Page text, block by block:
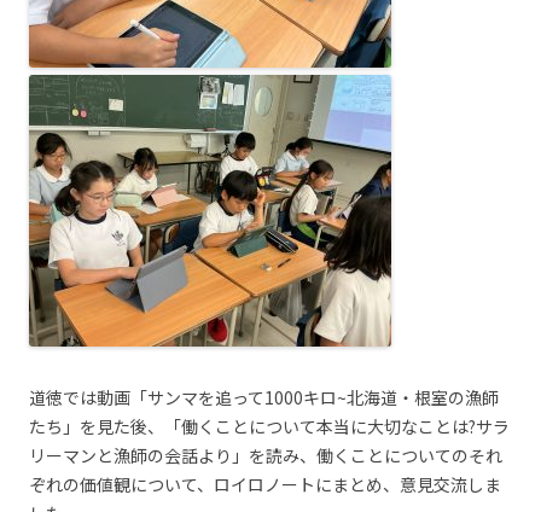
道徳では動画「サンマを追って1000キロ~北海道・根室の漁師
たち」を見た後、「働くことについて本当に大切なことは?サラ
リーマンと漁師の会話より」を読み、働くことについてのそれ
ぞれの価値観について、ロイロノートにまとめ、意見交流しま